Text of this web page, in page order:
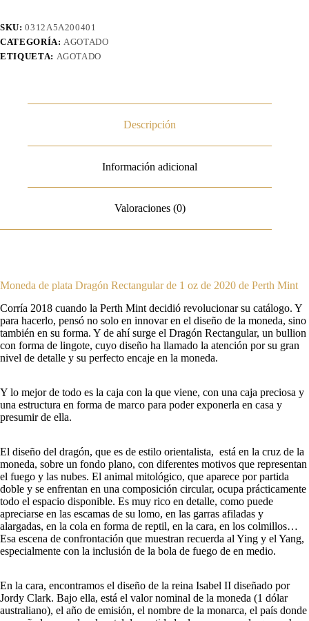
SKU:0312A5A200401
CATEGORÍA:AGOTADO
ETIQUETA: AGOTADO
Descripción
Información adicional
Valoraciones (0)
Moneda de plata Dragón Rectangular de 1 oz de 2020 de Perth Mint
Corría 2018 cuando la Perth Mint decidió revolucionar su catálogo. Y
para hacerlo, pensó no solo en innovar en el diseño de la moneda, sino
también en su forma. Y de ahí surge el Dragón Rectangular, un bullion
con forma de lingote, cuyo diseño ha llamado la atención por su gran
nivel de detalle y su perfecto encaje en la moneda.
Y lo mejor de todo es la caja con la que viene, con una caja preciosa y
una estructura en forma de marco para poder exponerla en casa y
presumir de ella.
El diseño del dragón, que es de estilo orientalista, está en la cruz de la
moneda, sobre un fondo plano, con diferentes motivos que representan
el fuego y las nubes. El animal mitológico, que aparece por partida
doble y se enfrentan en una composición circular, ocupa prácticamente
todo el espacio disponible. Es muy rico en detalle, como puede
apreciarse en las escamas de su lomo, en las garras afiladas y
alargadas, en la cola en forma de reptil, en la cara, en los colmillos…
Esa escena de confrontación que muestran recuerda al Ying y el Yang,
especialmente con la inclusión de la bola de fuego de en medio.
En la cara, encontramos el diseño de la reina Isabel II diseñado por
Jordy Clark. Bajo ella, está el valor nominal de la moneda (1 dólar
australiano), el año de emisión, el nombre de la monarca, el país donde